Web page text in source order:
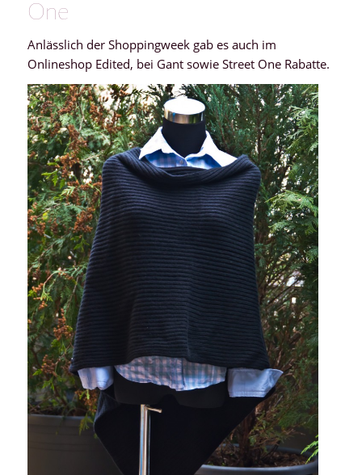
One
Anlässlich der Shoppingweek gab es auch im
Onlineshop Edited, bei Gant sowie Street One Rabatte.